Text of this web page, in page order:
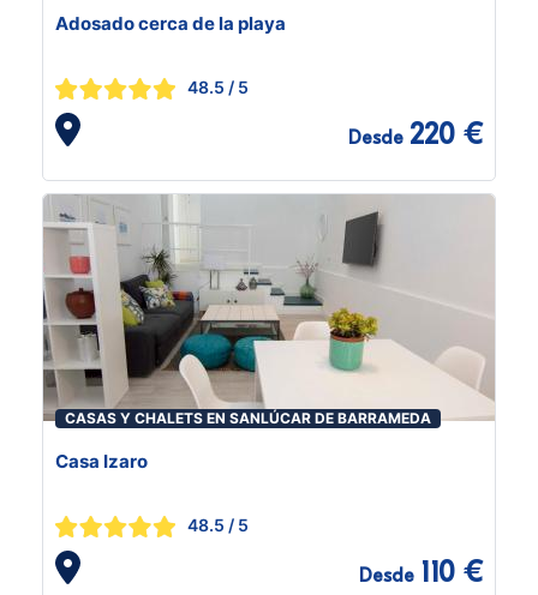
Adosado cerca de la playa
48.5 / 5
Desde 220 €
CASAS Y CHALETS EN SANLÚCAR DE BARRAMEDA
Casa Izaro
48.5 / 5
Desde 110 €